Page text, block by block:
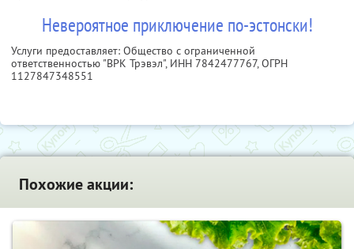
Невероятное приключение по-эстонски!
Услуги предоставляет: Общество с ограниченной
ответственностью "ВРК Трэвэл", ИНН 7842477767, ОГРН
1127847348551
Похожие акции: